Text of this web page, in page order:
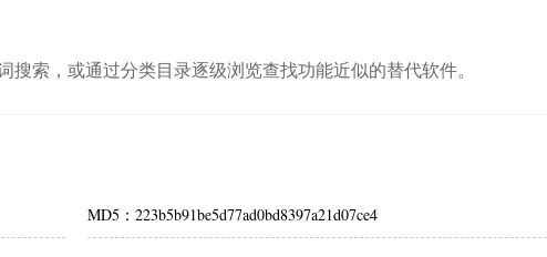
索，或通过分类目录逐级浏览查找功能近似的替代软件。
MD5：223b5b91be5d77ad0bd8397a21d07ce4